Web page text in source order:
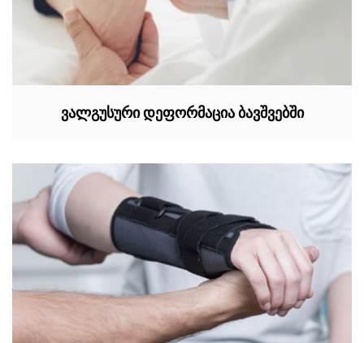
ვალგუსური დეფორმაცია ბავშვებში